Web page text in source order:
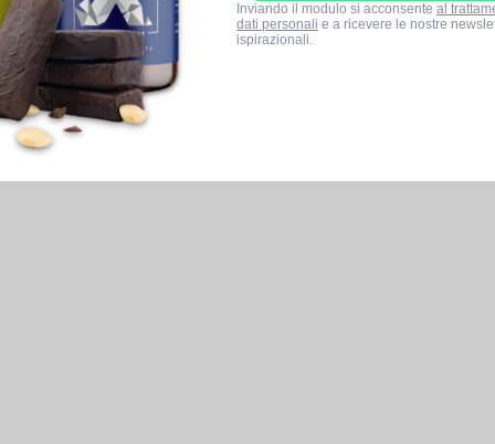
Inviando il modulo si acconsente al
dati personali e a ricevere le nostre
ispirazionali.